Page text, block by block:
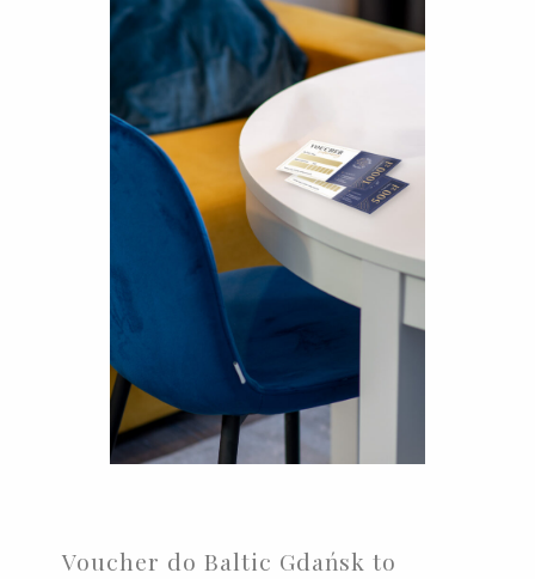
Voucher do Baltic Gdańsk to